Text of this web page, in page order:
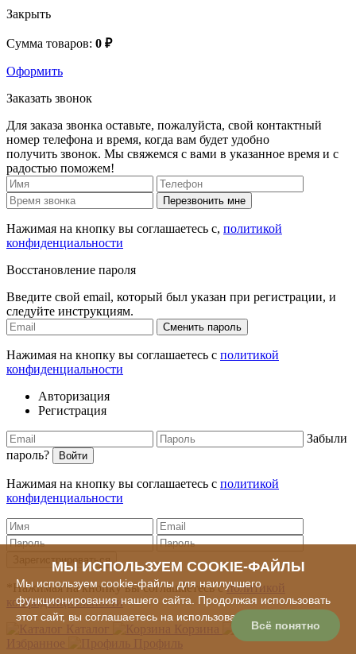
Закрыть
Сумма товаров: 0 ₽
Оформить
Заказать звонок
Для заказа звонка оставьте, пожалуйста, свой контактный
номер телефона и время, когда вам будет удобно
получить звонок. Мы свяжемся с вами в указанное время и с
радостью поможем!
Перезвонить мне
Нажимая на кнопку вы соглашаетесь с, политикой
конфиденциальности
Восстановление пароля
Введите свой email, который был указан при регистрации, и
следуйте инструкциям.
Сменить пароль
Нажимая на кнопку вы соглашаетесь с политикой
конфиденциальности
Авторизация
Регистрация
Забыли
пароль?
Войти
Нажимая на кнопку вы соглашаетесь с политикой
конфиденциальности
Зарегистрироваться
*Нажимая на кнопку вы соглашаетесь сполитикой
конфиденциальности
МЫ ИСПОЛЬЗУЕМ COOKIE-ФАЙЛЫ
Мы используем cookie-файлы для наилучшего
функционирования нашего сайта. Продолжая использовать
этот сайт, вы соглашаетесь на использование cookie-файлов
Всё понятно